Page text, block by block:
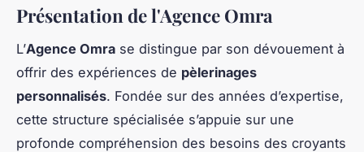
Présentation de l'Agence Omra
L’Agence Omra se distingue par son dévouement à
offrir des expériences de pèlerinages
personnalisés. Fondée sur des années d’expertise,
cette structure spécialisée s’appuie sur une
profonde compréhension des besoins des croyants